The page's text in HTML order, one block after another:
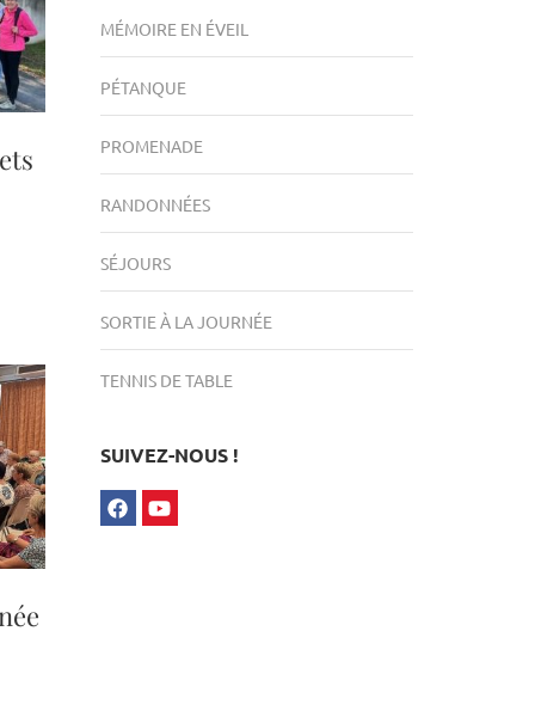
MÉMOIRE EN ÉVEIL
PÉTANQUE
PROMENADE
RANDONNÉES
SÉJOURS
SORTIE À LA JOURNÉE
TENNIS DE TABLE
SUIVEZ-NOUS !